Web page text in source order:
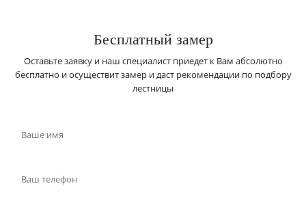
Бесплатный замер
Оставьте заявку и наш специалист приедет к Вам абсолютно
бесплатно и осуществит замер и даст рекомендации по подбору
лестницы